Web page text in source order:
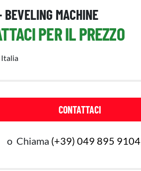
MACHINE
PER IL PREZZO
Italia
CONTATTACI
o Chiama (+39) 049 895 9104